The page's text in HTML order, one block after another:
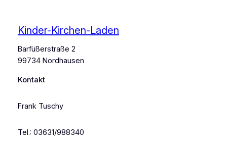
Kinder-Kirchen-Laden
Barfüßerstraße 2
99734 Nordhausen
Kontakt
Frank Tuschy
Tel.: 03631/988340